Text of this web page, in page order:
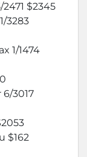
$2345
3283
1/1474
3017
$162